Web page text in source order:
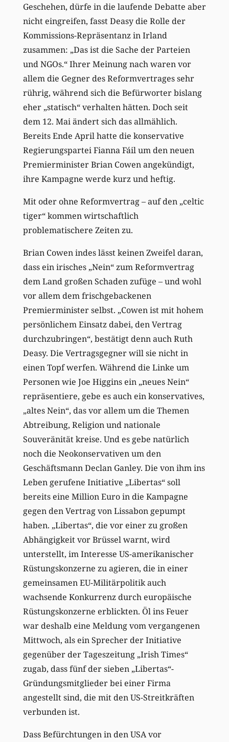
Geschehen, dürfe in die laufende Debatte aber
nicht eingreifen, fasst Deasy die Rolle der
Kommissions-Repräsentanz in Irland
zusammen: „Das ist die Sache der Parteien
und NGOs.“ Ihrer Meinung nach waren vor
allem die Gegner des Reformvertrages sehr
rührig, während sich die Befürworter bislang
eher „statisch“ verhalten hätten. Doch seit
dem 12. Mai ändert sich das allmählich.
Bereits Ende April hatte die konservative
Regierungspartei Fianna Fáil um den neuen
Premierminister Brian Cowen angekündigt,
ihre Kampagne werde kurz und heftig.
Mit oder ohne Reformvertrag – auf den „celtic
tiger“ kommen wirtschaftlich
problematischere Zeiten zu.
Brian Cowen indes lässt keinen Zweifel daran,
dass ein irisches „Nein“ zum Reformvertrag
dem Land großen Schaden zufüge – und wohl
vor allem dem frischgebackenen
Premierminister selbst. „Cowen ist mit hohem
persönlichem Einsatz dabei, den Vertrag
durchzubringen“, bestätigt denn auch Ruth
Deasy. Die Vertragsgegner will sie nicht in
einen Topf werfen. Während die Linke um
Personen wie Joe Higgins ein „neues Nein“
repräsentiere, gebe es auch ein konservatives,
„altes Nein“, das vor allem um die Themen
Abtreibung, Religion und nationale
Souveränität kreise. Und es gebe natürlich
noch die Neokonservativen um den
Geschäftsmann Declan Ganley. Die von ihm ins
Leben gerufene Initiative „Libertas“ soll
bereits eine Million Euro in die Kampagne
gegen den Vertrag von Lissabon gepumpt
haben. „Libertas“, die vor einer zu großen
Abhängigkeit vor Brüssel warnt, wird
unterstellt, im Interesse US-amerikanischer
Rüstungskonzerne zu agieren, die in einer
gemeinsamen EU-Militärpolitik auch
wachsende Konkurrenz durch europäische
Rüstungskonzerne erblickten. Öl ins Feuer
war deshalb eine Meldung vom vergangenen
Mittwoch, als ein Sprecher der Initiative
gegenüber der Tageszeitung „Irish Times“
zugab, dass fünf der sieben „Libertas“-
Gründungsmitglieder bei einer Firma
angestellt sind, die mit den US-Streitkräften
verbunden ist.
Dass Befürchtungen in den USA vor